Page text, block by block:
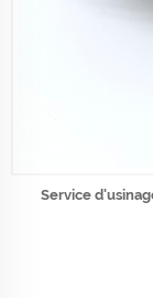
Service